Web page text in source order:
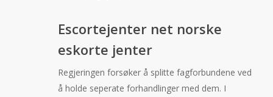
Escortejenter net norske
eskorte jenter
Regjeringen forsøker å splitte fagforbundene ved
å holde seperate forhandlinger med dem. I